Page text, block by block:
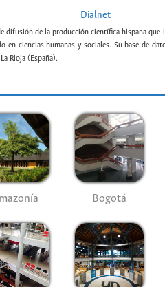
Dialnet
difusión de la producción científica hispana que
en ciencias humanas y sociales. Su base de
Rioja (España).
Bogotá